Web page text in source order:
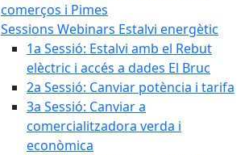
comerços i Pimes
Sessions Webinars Estalvi energètic
1a Sessió: Estalvi amb el Rebut
elèctric i accés a dades El Bruc
2a Sessió: Canviar potència i tarifa
3a Sessió: Canviar a
comercialitzadora verda i
econòmica